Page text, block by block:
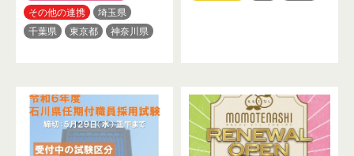
その他の連携
埼玉県
千葉県
東京都 神奈川県